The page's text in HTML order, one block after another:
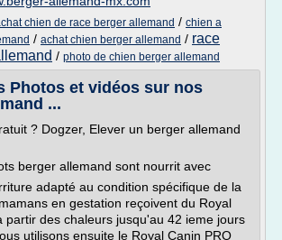
chien de race berger allemand / chien a
/ achat chien berger allemand / race
/ photo de chien berger allemand
Photos et vidéos sur nos
...
? Dogzer, Elever un berger allemand
berger allemand sont nourrit avec
adapté au condition spécifique de la
en gestation reçoivent du Royal
partir des chaleurs jusqu'au 42 ieme jours
utilisons ensuite le Royal Canin PRO